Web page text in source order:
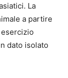
La
a partire
dato isolato